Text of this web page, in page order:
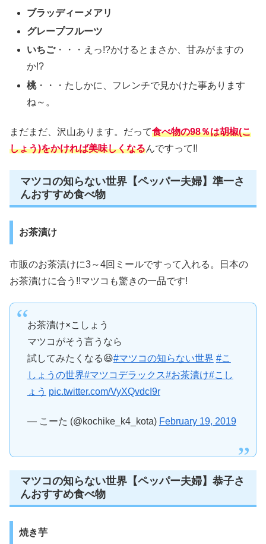
ブラッディーメアリ
グレープフルーツ
いちご・・・えっ!?かけるとまさか、甘みがますの
か!?
桃・・・たしかに、フレンチで見かけた事あります
ね～。
まだまだ、沢山あります。だって食べ物の98％は胡椒(こ
しょう)をかければ美味しくなるんですって!!
マツコの知らない世界【ペッパー夫婦】準一さ
んおすすめ食べ物
お茶漬け
市販のお茶漬けに3～4回ミールですって入れる。日本の
お茶漬けに合う!!マツコも驚きの一品です!
お茶漬け×こしょう
マツコがそう言うなら
試してみたくなる😆#マツコの知らない世界 #こ
しょうの世界#マツコデラックス#お茶漬け#こし
ょう pic.twitter.com/VyXQvdcI9r
— こーた (@kochike_k4_kota) February 19, 2019
マツコの知らない世界【ペッパー夫婦】恭子さ
んおすすめ食べ物
焼き芋